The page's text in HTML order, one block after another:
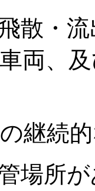
散・
両、
継続
場所